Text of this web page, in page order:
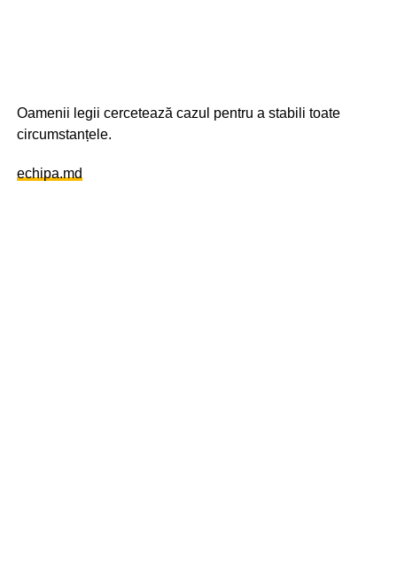
Oamenii legii cercetează cazul pentru a stabili toate
circumstanțele.
echipa.md